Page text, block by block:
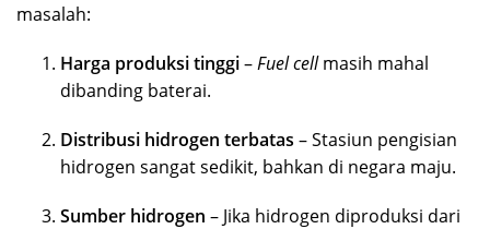
masalah:
Harga produksi tinggi–Fuel cellmasih mahal
dibanding baterai.
Distribusi hidrogen terbatas – Stasiun pengisian
hidrogen sangat sedikit, bahkan di negara maju.
Sumber hidrogen – Jika hidrogen diproduksi dari